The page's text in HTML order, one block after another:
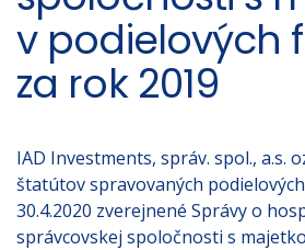
v podielových
za rok 2019
IAD Investments, správ. spol., a.s.
štatútov spravovaných
30.4.2020 zverejnené Správy o
správcovskej spoločnosti s